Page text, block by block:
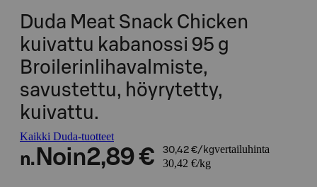
Duda Meat Snack Chicken
kuivattu kabanossi 95 g
Broilerinlihavalmiste,
savustettu, höyrytetty,
kuivattu.
Kaikki Duda-tuotteet
n. Noin2,89 € 30,42 €/kgvertailuhinta
30,42 €/kg